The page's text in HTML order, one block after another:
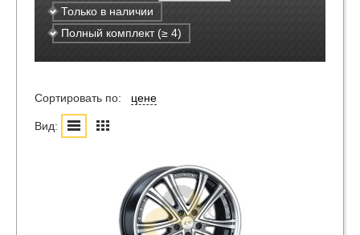
Только в наличии
Полный комплект (≥ 4)
Сортировать по: цене
Вид: